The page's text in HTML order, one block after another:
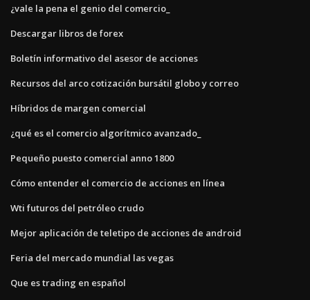
¿vale la pena el genio del comercio_
Descargar libros de forex
Boletín informativo del asesor de acciones
Recursos del arco cotización bursátil globo y correo
Híbridos de margen comercial
¿qué es el comercio algorítmico avanzado_
Pequeño puesto comercial anno 1800
Cómo entender el comercio de acciones en línea
Wti futuros del petróleo crudo
Mejor aplicación de teletipo de acciones de android
Feria del mercado mundial las vegas
Que es trading en español